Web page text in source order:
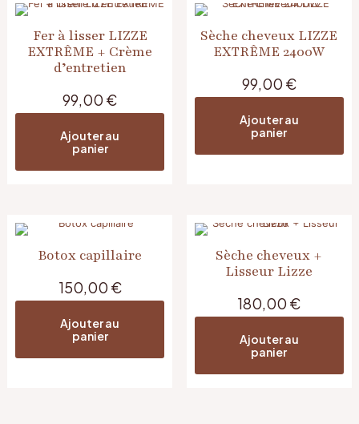
Fer à lisser LIZZE
EXTRÊME + Crème
d’entretien
99,00 €
Ajouter au
panier
Sèche cheveux LIZZE
EXTRÊME 2400W
99,00 €
Ajouter au
panier
Botox capillaire
150,00 €
Ajouter au
panier
Sèche cheveux +
Lisseur Lizze
180,00 €
Ajouter au
panier